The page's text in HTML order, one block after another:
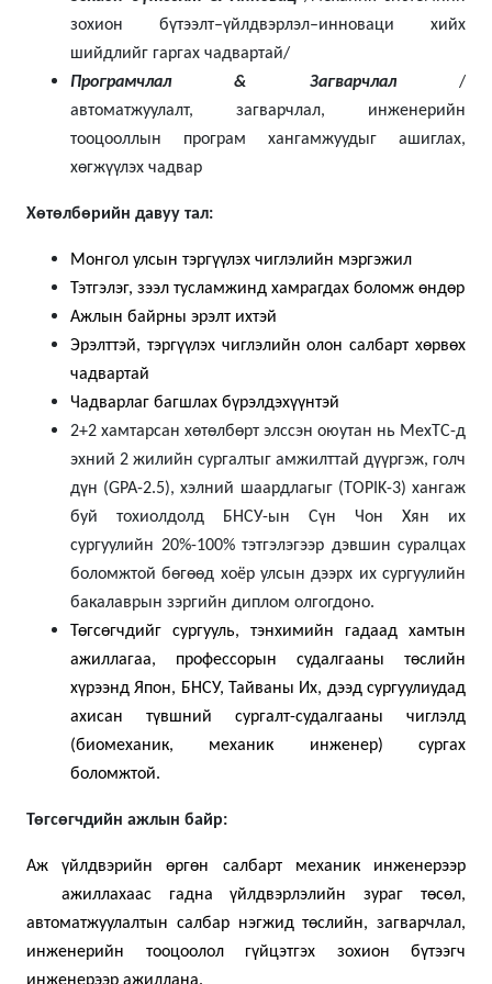
зохион бүтээлт–үйлдвэрлэл–инноваци хийх
шийдлийг гаргах чадвартай/
Програмчлал & Загварчлал/
автоматжуулалт,
загварчлал,
инженерийн
тооцооллын програм хангамжуудыг ашиглах,
хөгжүүлэх чадвар
Хөтөлбөрийн давуу тал:
Монгол улсын тэргүүлэх чиглэлийн мэргэжил
Тэтгэлэг, зээл тусламжинд хамрагдах боломж өндөр
Ажлын байрны эрэлт ихтэй
Эрэлттэй, тэргүүлэх чиглэлийн олон салбарт хөрвөх
чадвартай
Чадварлаг багшлах бүрэлдэхүүнтэй
2+2 хамтарсан хөтөлбөрт элссэн оюутан нь МехТС-д
эхний 2 жилийн сургалтыг амжилттай дүүргэж, голч
дүн (GPA-2.5), хэлний шаардлагыг (TOPIK-3) хангаж
буй тохиолдолд БНСУ-ын Сүн Чон Хян их
сургуулийн 20%-100% тэтгэлэгээр дэвшин суралцах
боломжтой бөгөөд хоёр улсын дээрх их сургуулийн
бакалаврын зэргийн диплом олгогдоно.
Төгсөгчдийг сургууль, тэнхимийн гадаад хамтын
ажиллагаа, профессорын судалгааны төслийн
хүрээнд Япон, БНСУ, Тайваны Их, дээд сургуулиудад
ахисан түвшний сургалт-судалгааны чиглэлд
(биомеханик, механик инженер) сургах
боломжтой.
Төгсөгчдийн ажлын байр:
Аж үйлдвэрийн өргөн салбарт механик инженерээр
ажиллахаас гадна үйлдвэрлэлийн зураг төсөл,
автоматжуулалтын салбар нэгжид төслийн, загварчлал,
инженерийн тооцоолол гүйцэтгэх зохион бүтээгч
инженерээр ажиллана.